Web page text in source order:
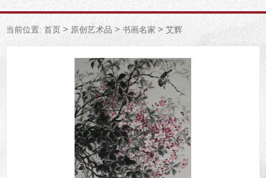
当前位置: 首页 > 原创艺术品> 书画名家 > 艾辉